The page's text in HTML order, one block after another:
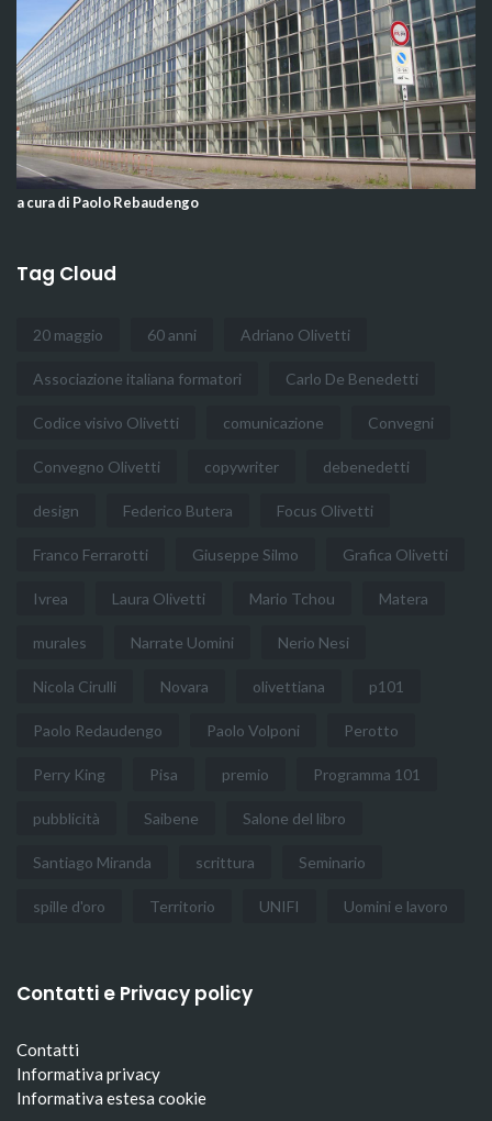
a cura di Paolo Rebaudengo
Tag Cloud
20 maggio 60 anni Adriano Olivetti
Associazione italiana formatori Carlo De Benedetti
Codice visivo Olivetti comunicazione Convegni
Convegno Olivetti copywriter debenedetti
design Federico Butera Focus Olivetti
Franco Ferrarotti Giuseppe Silmo Grafica Olivetti
Ivrea Laura Olivetti Mario Tchou Matera
murales Narrate Uomini Nerio Nesi
Nicola Cirulli Novara olivettiana p101
Paolo Redaudengo Paolo Volponi Perotto
Perry King Pisa premio Programma 101
pubblicità Saibene Salone del libro
Santiago Miranda scrittura Seminario
spille d'oro Territorio UNIFI Uomini e lavoro
Contatti e Privacy policy
Contatti
Informativa privacy
Informativa estesa cookie